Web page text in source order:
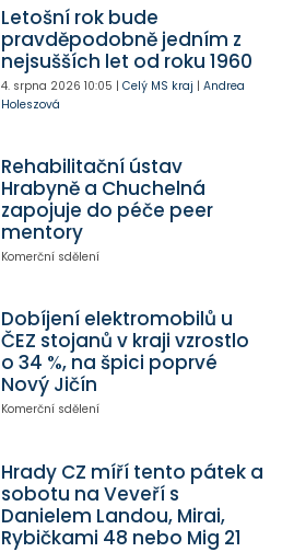
Letošní rok bude
pravděpodobně jedním z
nejsušších let od roku 1960
4. srpna 2026 10:05 | Celý MS kraj | Andrea
Holeszová
Rehabilitační ústav
Hrabyně a Chuchelná
zapojuje do péče peer
mentory
Komerční sdělení
Dobíjení elektromobilů u
ČEZ stojanů v kraji vzrostlo
o 34 %, na špici poprvé
Nový Jičín
Komerční sdělení
Hrady CZ míří tento pátek a
sobotu na Veveří s
Danielem Landou, Mirai,
Rybičkami 48 nebo Mig 21